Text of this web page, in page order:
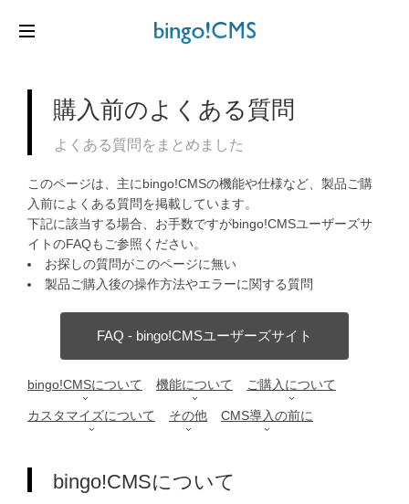
購入前のよくある質問
よくある質問をまとめました
このページは、主にbingo!CMSの機能や仕様など、製品ご購
入前によくある質問を掲載しています。
下記に該当する場合、お手数ですがbingo!CMSユーザーズサ
イトのFAQもご参照ください。
お探しの質問がこのページに無い
製品ご購入後の操作方法やエラーに関する質問
FAQ - bingo!CMSユーザーズサイト
bingo!CMSについて 機能について ご購入について
カスタマイズについて その他 CMS導入の前に
bingo!CMSについて